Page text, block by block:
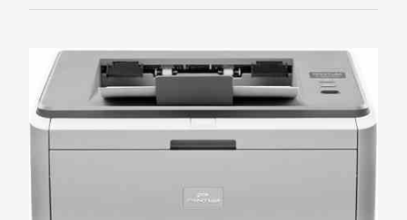
Epson
HP
Kodak